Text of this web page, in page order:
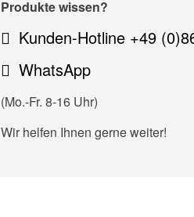
Produkte wissen?
Kunden-Hotline +49
WhatsApp
(Mo.-Fr. 8-16 Uhr)
Wir helfen Ihnen gerne weiter!